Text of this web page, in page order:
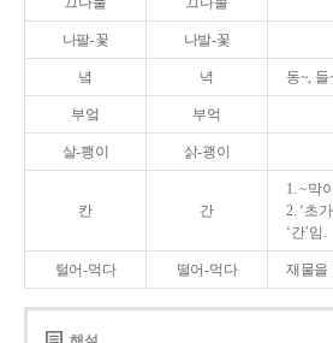
나팔-꽃 나발-꽃
녘 녁 동~, 들
부엌 부억
살-쾡이 삵-괭이
칸 간
1. ~막
2. ‘초
‘간’임.
털어-먹다 떨어-먹다 재물을